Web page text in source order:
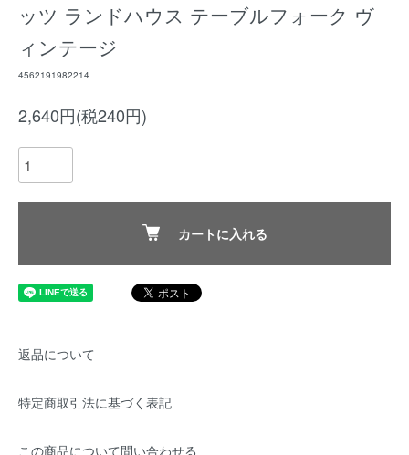
ッツ ランドハウス テーブルフォーク ヴ
ィンテージ
4562191982214
2,640円(税240円)
カートに入れる
返品について
特定商取引法に基づく表記
この商品について問い合わせる